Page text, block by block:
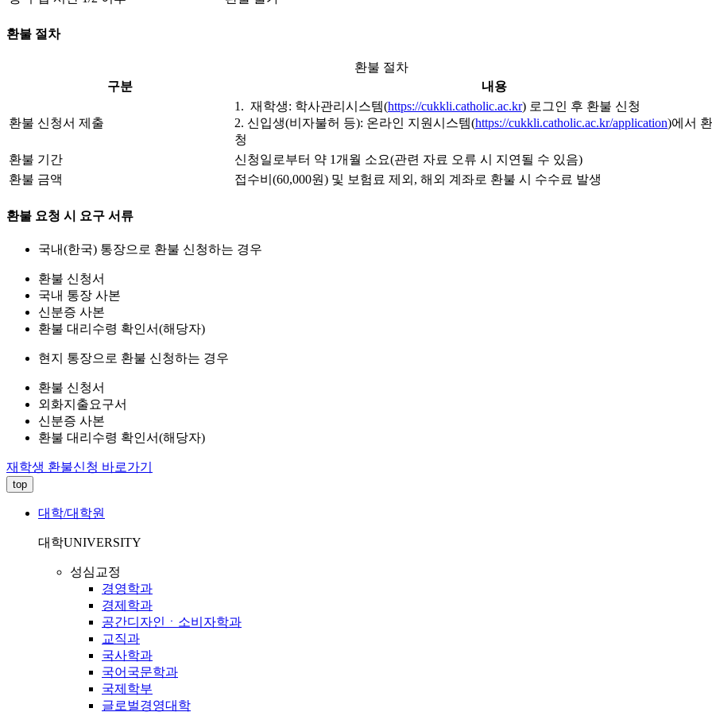
환불 절차
환불 절차
구분
내용
환불 신청서 제출
1. 재학생: 학사관리시스템(https://cukkli.catholic.ac.kr) 로그인 후 환불 신청
2. 신입생(비자불허 등): 온라인 지원시스템(https://cukkli.catholic.ac.kr/application)에서
청
환불 기간
신청일로부터 약 1개월 소요(관련 자료 오류 시 지연될 수 있음)
환불 금액
접수비(60,000원) 및 보험료 제외, 해외 계좌로 환불 시 수수료 발생
환불 요청 시 요구 서류
국내(한국) 통장으로 환불 신청하는 경우
환불 신청서
국내 통장 사본
신분증 사본
환불 대리수령 확인서(해당자)
현지 통장으로 환불 신청하는 경우
환불 신청서
외화지출요구서
신분증 사본
환불 대리수령 확인서(해당자)
재학생 환불신청 바로가기
top
대학/대학원
대학UNIVERSITY
성심교정
경영학과
경제학과
공간디자인ㆍ소비자학과
교직과
국사학과
국어국문학과
국제학부
글로벌경영대학